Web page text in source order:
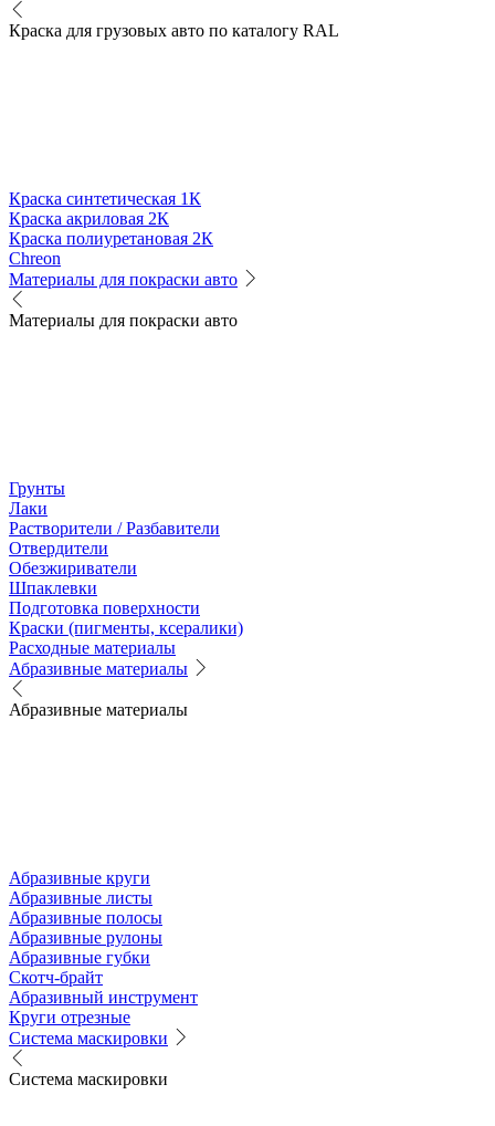
Краска для грузовых авто по каталогу RAL
Краска синтетическая 1К
Краска акриловая 2К
Краска полиуретановая 2К
Chreon
Материалы для покраски авто
Материалы для покраски авто
Грунты
Лаки
Растворители / Разбавители
Отвердители
Обезжириватели
Шпаклевки
Подготовка поверхности
Краски (пигменты, ксералики)
Расходные материалы
Абразивные материалы
Абразивные материалы
Абразивные круги
Абразивные листы
Абразивные полосы
Абразивные рулоны
Абразивные губки
Скотч-брайт
Абразивный инструмент
Круги отрезные
Система маскировки
Система маскировки